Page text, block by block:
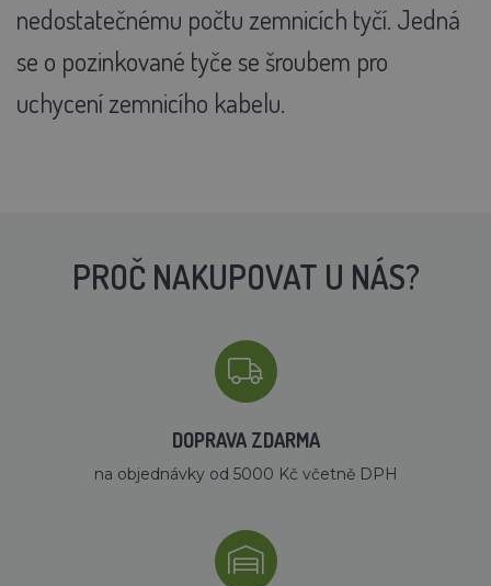
nedostatečnému počtu zemnicích tyčí. Jedná
se o pozinkované tyče se šroubem pro
uchycení zemnicího kabelu.
PROČ NAKUPOVAT U NÁS?
DOPRAVA ZDARMA
na objednávky od 5000 Kč včetně DPH